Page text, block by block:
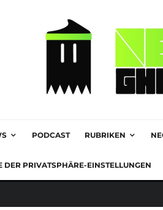
PODCAST RUBRIKEN
DER PRIVATSPHÄRE-EINSTELLUNGEN